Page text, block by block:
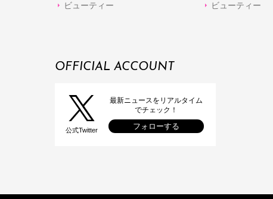
ビューティー
ビューティー
OFFICIAL ACCOUNT
公式Twitter
最新ニュースをリアルタイム
でチェック！
フォローする